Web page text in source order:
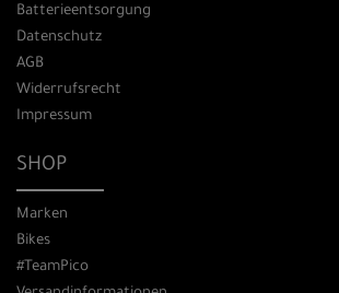
Batterieentsorgung
Datenschutz
AGB
Widerrufsrecht
Impressum
SHOP
Marken
Bikes
#TeamPico